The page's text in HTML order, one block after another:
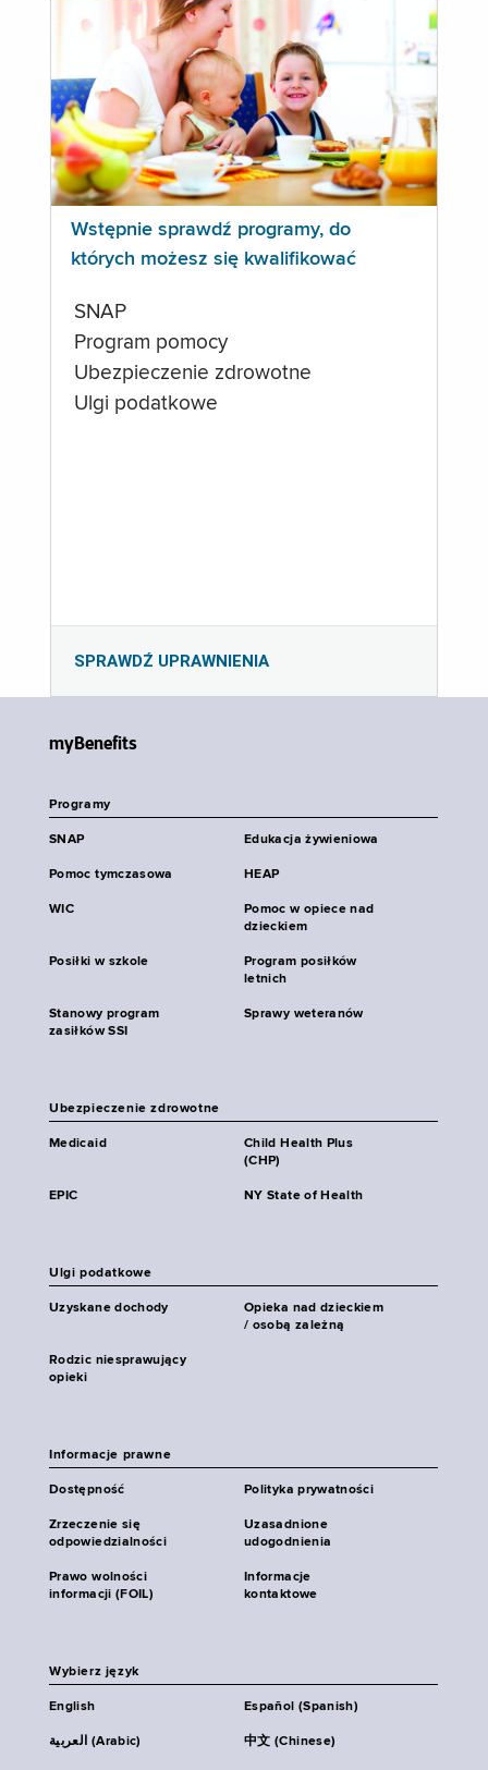
Wstępnie sprawdź programy, do
których możesz się kwalifikować
SNAP
Program pomocy
Ubezpieczenie zdrowotne
Ulgi podatkowe
SPRAWDŹ UPRAWNIENIA
myBenefits
Programy
SNAP Edukacja żywieniowa
Pomoc tymczasowa HEAP
WIC
Pomoc w opiece nad
dzieckiem
Posiłki w szkole
Program posiłków
letnich
Stanowy program
zasiłków SSI
Sprawy weteranów
Ubezpieczenie zdrowotne
Medicaid
Child Health Plus
(CHP)
EPIC NY State of Health
Ulgi podatkowe
Uzyskane dochody
Opieka nad dzieckiem
/ osobą zależną
Rodzic niesprawujący
opieki
Informacje prawne
Dostępność Polityka prywatności
Zrzeczenie się
odpowiedzialności
Uzasadnione
udogodnienia
Prawo wolności
informacji (FOIL)
Informacje
kontaktowe
Wybierz język
English Español (Spanish)
العربية (Arabic) 中文 (Chinese)